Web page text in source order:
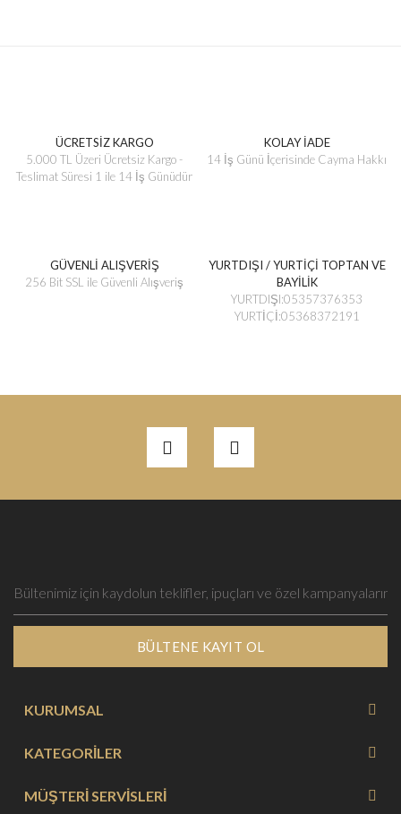
ÜCRETSİZ KARGO
5.000 TL Üzeri Ücretsiz Kargo -
Teslimat Süresi 1 ile 14 İş Günüdür
KOLAY İADE
14 İş Günü İçerisinde Cayma Hakkı
GÜVENLİ ALIŞVERİŞ
256 Bit SSL ile Güvenli Alışveriş
YURTDIŞI / YURTİÇİ TOPTAN VE
BAYİLİK
YURTDIŞI:05357376353
YURTİÇİ:05368372191
BÜLTENE KAYIT OL
KURUMSAL
KATEGORİLER
MÜŞTERİ SERVİSLERİ